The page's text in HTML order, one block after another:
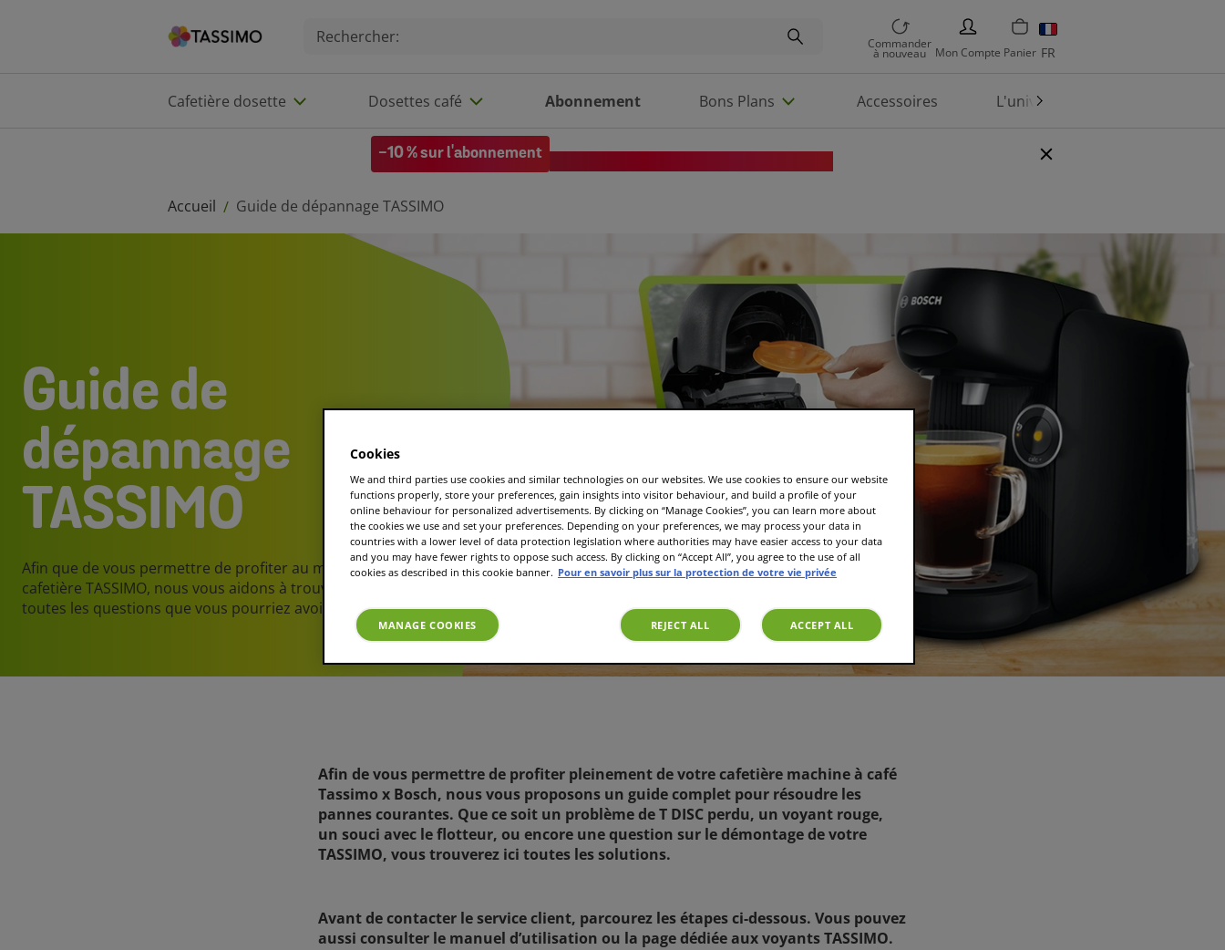
Commander
à nouveau
PERSON
Mon Compte Panier FR
Cafetière dosette Dosettes café Abonnement Bons Plans Accessoires L'univers TASSIMO
-10 % sur l'abonnement
Accueil / Guide de dépannage TASSIMO
Guide de
dépannage
TASSIMO
Afin que de vous permettre de profiter au mieux de votre
cafetière TASSIMO, nous vous aidons à trouver une réponse à
toutes les questions que vous pourriez avoir.
Afin de vous permettre de profiter pleinement de votre cafetière machine à café
Tassimo x Bosch, nous vous proposons un guide complet pour résoudre les
pannes courantes. Que ce soit un problème de T DISC perdu, un voyant rouge,
un souci avec le flotteur, ou encore une question sur le démontage de votre
TASSIMO, vous trouverez ici toutes les solutions.
Avant de contacter le service client, parcourez les étapes ci-dessous. Vous pouvez
aussi consulter le manuel d’utilisation ou la page dédiée aux voyants TASSIMO.
Cookies
We and third parties use cookies and similar technologies on our websites. We use cookies to ensure our website
functions properly, store your preferences, gain insights into visitor behaviour, and build a profile of your
online behaviour for personalized advertisements. By clicking on “Manage Cookies”, you can learn more about
the cookies we use and set your preferences. Depending on your preferences, we may process your data in
countries with a lower level of data protection legislation where authorities may have easier access to your data
and you may have fewer rights to oppose such access. By clicking on “Accept All”, you agree to the use of all
cookies as described in this cookie banner. Pour en savoir plus sur la protection de votre vie privée
MANAGE COOKIES REJECT ALL ACCEPT ALL